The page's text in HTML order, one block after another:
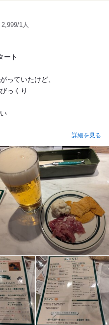
1人
ート
っていたけど、
っくり
詳細を見る